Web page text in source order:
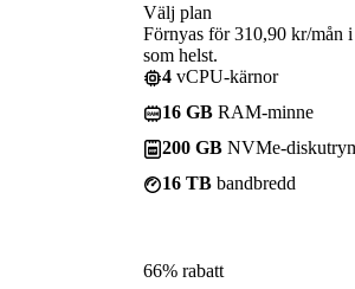
Välj plan
Förnyas för 310,90 kr/mån
som helst.
4 vCPU-kärnor
16 GB RAM-minne
200 GB NVMe-
16 TB bandbredd
66% rabatt